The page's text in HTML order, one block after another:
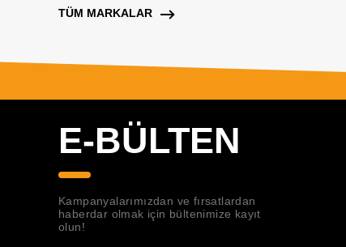
TÜM MARKALAR
E-BÜLTEN
Kampanyalarımızdan ve fırsatlardan
haberdar olmak için bültenimize kayıt
olun!